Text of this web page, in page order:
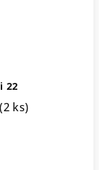
22
(2 ks)